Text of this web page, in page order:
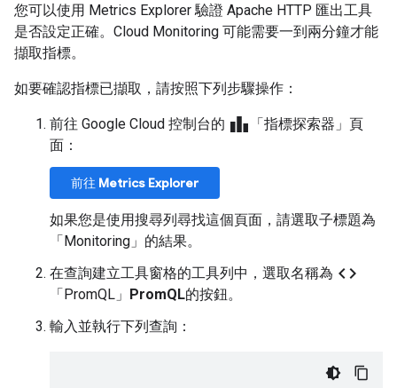
您可以使用 Metrics Explorer 驗證 Apache HTTP 匯出工具
是否設定正確。Cloud Monitoring 可能需要一到兩分鐘才能
擷取指標。
如要確認指標已擷取，請按照下列步驟操作：
前往 Google Cloud 控制台的 leaderboard 「指標探索器」 頁
面：
前往 Metrics Explorer
如果您是使用搜尋列尋找這個頁面，請選取子標題為
「Monitoring」的結果。
在查詢建立工具窗格的工具列中，選取名稱為 code
「PromQL」 PromQL的按鈕。
輸入並執行下列查詢：